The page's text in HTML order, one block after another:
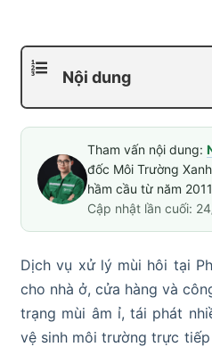
Nội dung
Tham vấn nội dung:
đốc Môi Trường
hầm cầu từ năm
Cập nhật lần cuối:
Dịch vụ xử lý mùi hôi tại
cho nhà ở, cửa hàng và
trạng mùi âm ỉ, tái phát
vệ sinh môi trường trực